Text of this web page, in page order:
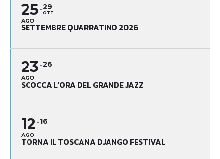
25
AGO
29
OTT
SETTEMBRE QUARRATINO 2026
23
AGO
26
SCOCCA L’ORA DEL GRANDE JAZZ
12
AGO
16
TORNA IL TOSCANA DJANGO FESTIVAL